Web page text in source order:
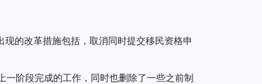
的改革措施包括，取消同时提交移民资格申
阶段完成的工作，同时也删除了一些之前制